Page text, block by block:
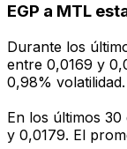
EGP a MTL
Durante los
entre 0,0169 y
0,98% volatilidad.
En los últimos
y 0,0179. El